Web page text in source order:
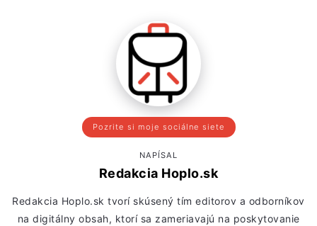
Pozrite si moje sociálne siete
NAPÍSAL
Redakcia Hoplo.sk
Redakcia Hoplo.sk tvorí skúsený tím editorov a odborníkov
na digitálny obsah, ktorí sa zameriavajú na poskytovanie